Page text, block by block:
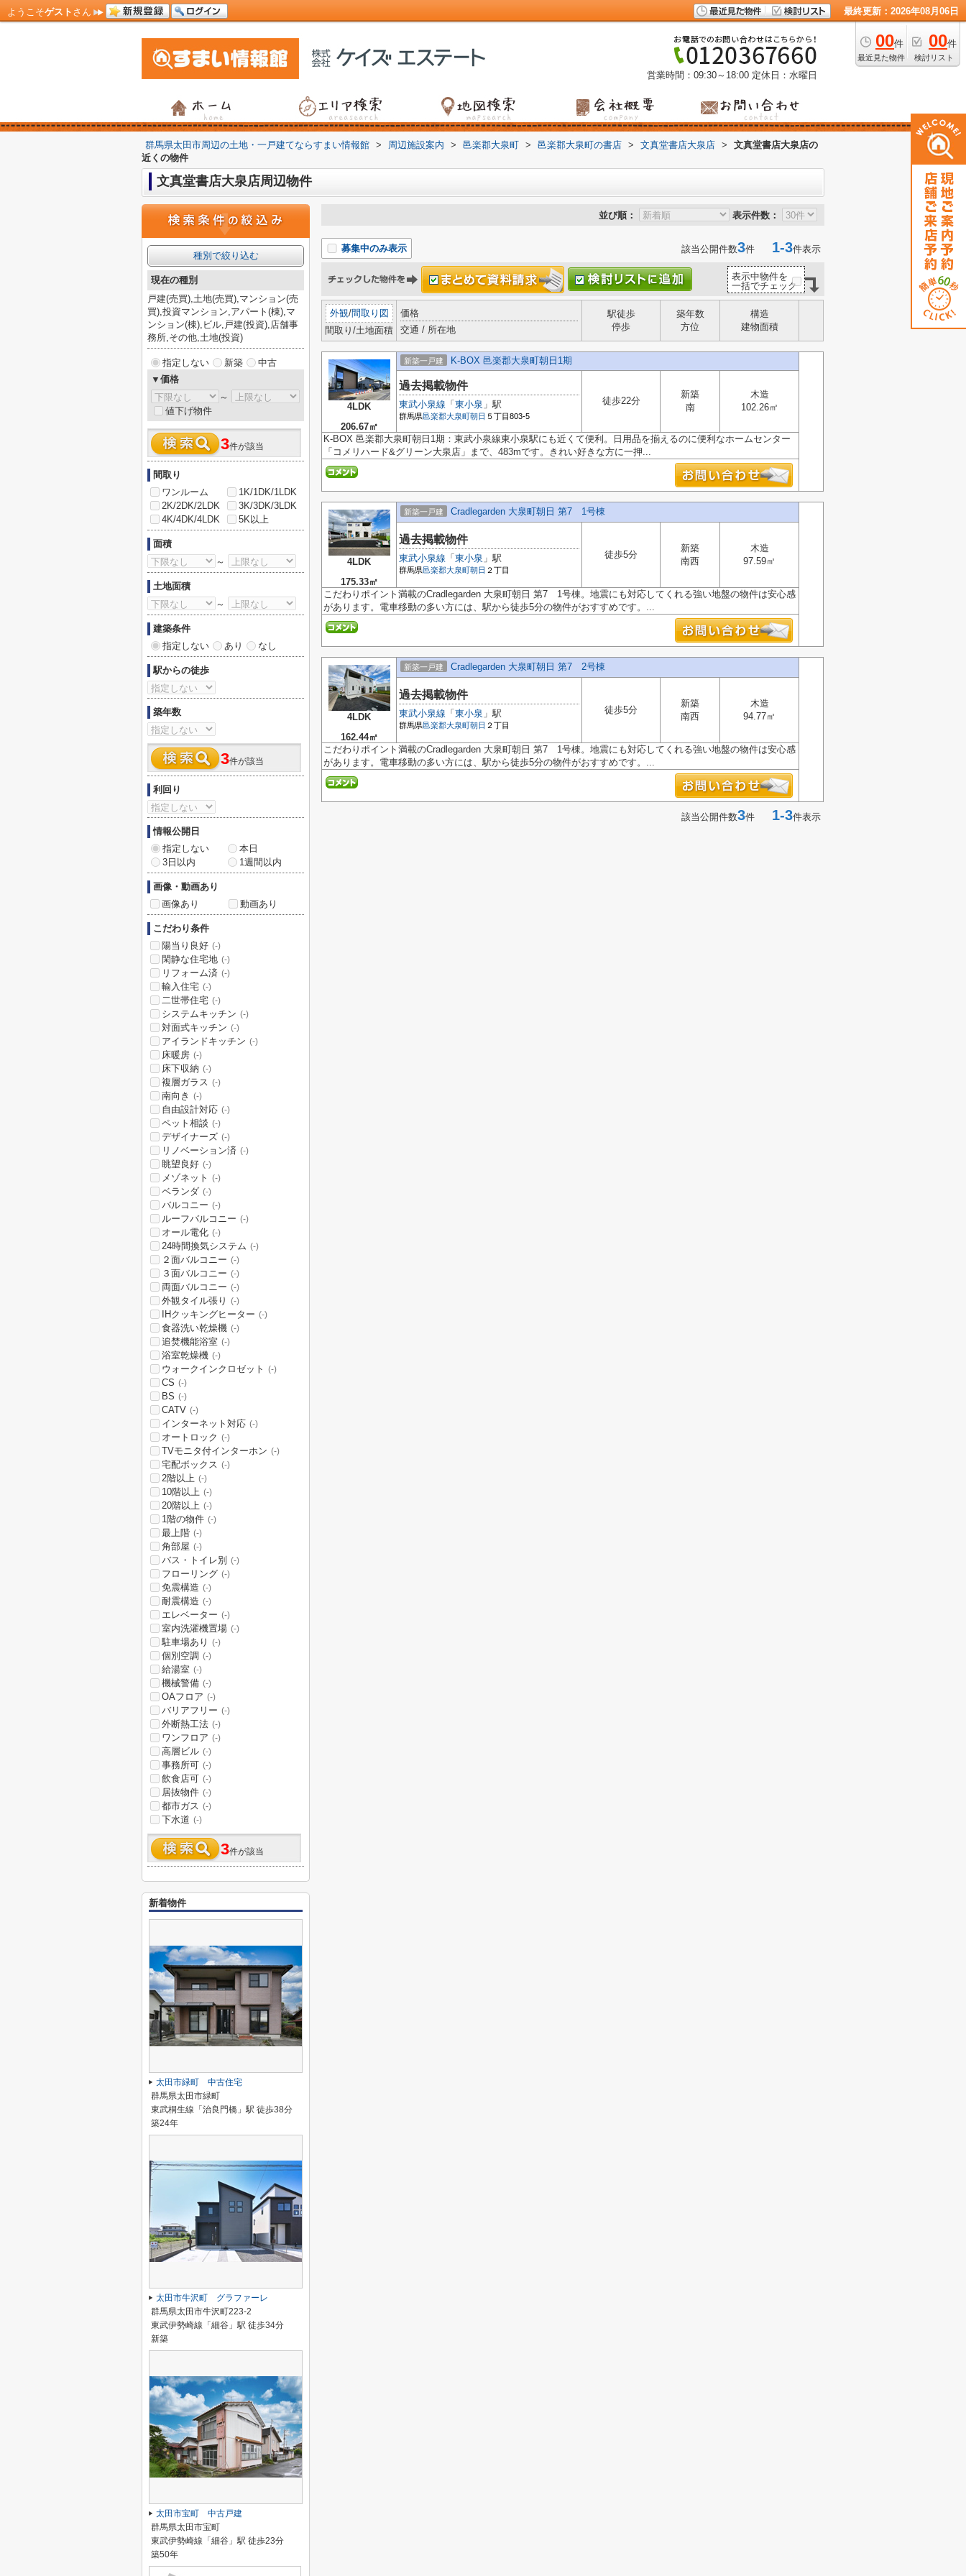
ようこそゲスト さん 最終更新：2026年08月06日
00件
最近見た物件
00件
検討リスト
営業時間：09:30～18:00 定休日：水曜日
群馬県太田市周辺の土地・一戸建てならすまい情報館 > 周辺施設案内 > 邑楽郡大泉町 > 邑楽郡大泉町の書店 > 文真堂書店大泉店 >
文真堂書店大泉店の
近くの物件
文真堂書店大泉店周辺物件
並び順： 表示件数：
募集中のみ表示 該当公開件数3件 1-3件表示
表示中物件を
一括でチェック
外観/間取り図
間取り/土地面積
価格
交通 / 所在地
駅徒歩
停歩
築年数
方位
構造
建物面積
4LDK
206.67㎡
新築一戸建 K-BOX 邑楽郡大泉町朝日1期
過去掲載物件
東武小泉線 「 東小泉 」駅
群馬県邑楽郡大泉町朝日 ５丁目803-5
徒歩22分
新築
南
木造
102.26㎡
K-BOX 邑楽郡大泉町朝日1期：東武小泉線東小泉駅にも近くて便利。日用品を揃えるのに便利なホームセンター
「コメリハード&グリーン大泉店」まで、483mです。きれい好きな方に一押...
4LDK
175.33㎡
新築一戸建 Cradlegarden 大泉町朝日 第7 1号棟
過去掲載物件
東武小泉線 「 東小泉 」駅
群馬県邑楽郡大泉町朝日 ２丁目
徒歩5分
新築
南西
木造
97.59㎡
こだわりポイント満載のCradlegarden 大泉町朝日 第7 1号棟。地震にも対応してくれる強い地盤の物件は安心感
があります。電車移動の多い方には、駅から徒歩5分の物件がおすすめです。...
4LDK
162.44㎡
新築一戸建 Cradlegarden 大泉町朝日 第7 2号棟
過去掲載物件
東武小泉線 「 東小泉 」駅
群馬県邑楽郡大泉町朝日 ２丁目
徒歩5分
新築
南西
木造
94.77㎡
こだわりポイント満載のCradlegarden 大泉町朝日 第7 1号棟。地震にも対応してくれる強い地盤の物件は安心感
があります。電車移動の多い方には、駅から徒歩5分の物件がおすすめです。...
該当公開件数3件 1-3件表示
種別で絞り込む
現在の種別
戸建(売買),土地(売買),マンション(売
買),投資マンション,アパート(棟),マ
ンション(棟),ビル,戸建(投資),店舗事
務所,その他,土地(投資)
指定しない 新築
中古
▼価格
～
値下げ物件
3件が該当
間取り
ワンルーム
1K/1DK/1LDK
2K/2DK/2LDK
3K/3DK/3LDK
4K/4DK/4LDK
5K以上
面積
～
土地面積
～
建築条件
指定しない
あり なし
駅からの徒歩
築年数
3件が該当
利回り
情報公開日
指定しない
本日
3日以内
1週間以内
画像・動画あり
画像あり
動画あり
こだわり条件
陽当り良好 (-)
閑静な住宅地 (-)
リフォーム済 (-)
輸入住宅 (-)
二世帯住宅 (-)
システムキッチン (-)
対面式キッチン (-)
アイランドキッチン (-)
床暖房 (-)
床下収納 (-)
複層ガラス (-)
南向き (-)
自由設計対応 (-)
ペット相談 (-)
デザイナーズ (-)
リノベーション済 (-)
眺望良好 (-)
メゾネット (-)
ベランダ (-)
バルコニー (-)
ルーフバルコニー (-)
オール電化 (-)
24時間換気システム (-)
２面バルコニー (-)
３面バルコニー (-)
両面バルコニー (-)
外観タイル張り (-)
IHクッキングヒーター (-)
食器洗い乾燥機 (-)
追焚機能浴室 (-)
浴室乾燥機 (-)
ウォークインクロゼット (-)
CS (-)
BS (-)
CATV (-)
インターネット対応 (-)
オートロック (-)
TVモニタ付インターホン (-)
宅配ボックス (-)
2階以上 (-)
10階以上 (-)
20階以上 (-)
1階の物件 (-)
最上階 (-)
角部屋 (-)
バス・トイレ別 (-)
フローリング (-)
免震構造 (-)
耐震構造 (-)
エレベーター (-)
室内洗濯機置場 (-)
駐車場あり (-)
個別空調 (-)
給湯室 (-)
機械警備 (-)
OAフロア (-)
バリアフリー (-)
外断熱工法 (-)
ワンフロア (-)
高層ビル (-)
事務所可 (-)
飲食店可 (-)
居抜物件 (-)
都市ガス (-)
下水道 (-)
3件が該当
新着物件
太田市緑町 中古住宅
群馬県太田市緑町
東武桐生線「治良門橋」駅 徒歩38分
築24年
太田市牛沢町 グラファーレ
群馬県太田市牛沢町223-2
東武伊勢崎線「細谷」駅 徒歩34分
新築
太田市宝町 中古戸建
群馬県太田市宝町
東武伊勢崎線「細谷」駅 徒歩23分
築50年